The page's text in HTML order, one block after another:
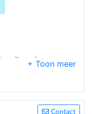
ik wel een
over te nemen!
Contact